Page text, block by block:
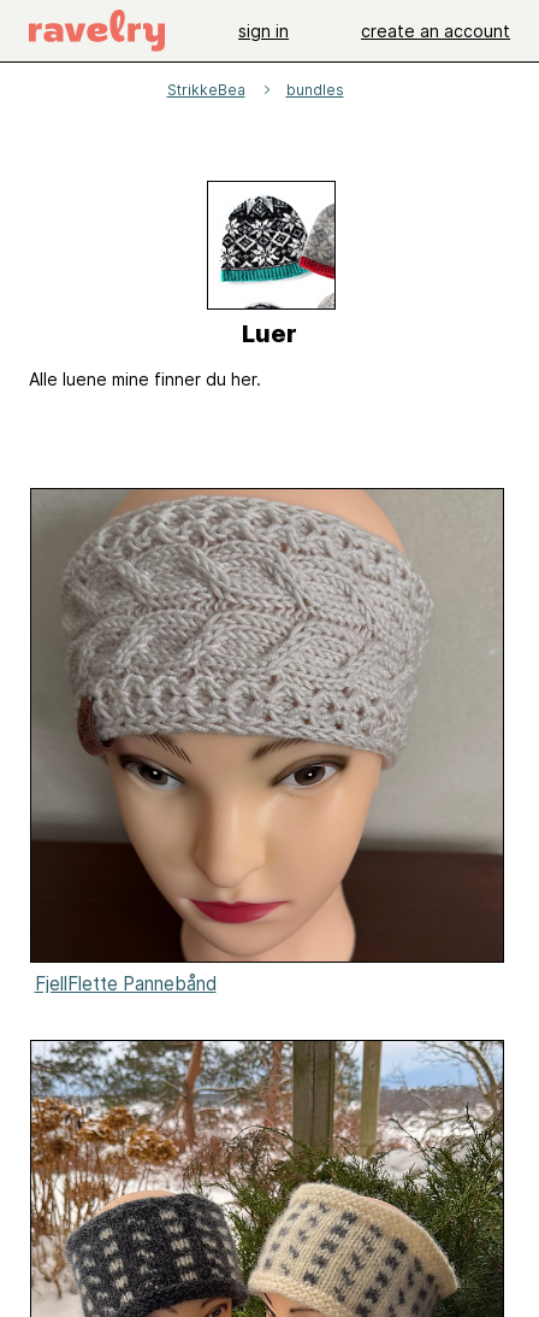
sign in create an account
StrikkeBea bundles
Luer
Alle luene mine finner du her.
FjellFlette Pannebånd